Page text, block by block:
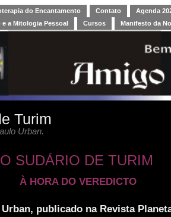
do Encantamento Contato
Agenda
a Mitologia Pessoal
Cursos Manifesto da
Turim
Urban.
O SUDÁRIO DE TURIM
À HORA DO VEREDICTO
publicado na Revista